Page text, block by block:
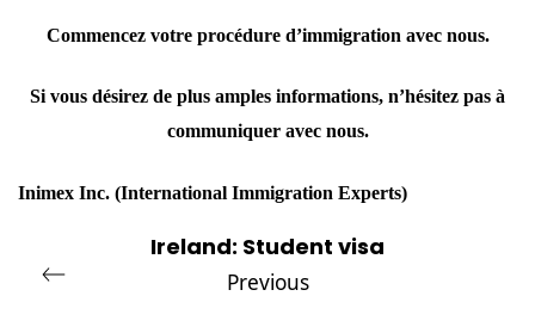
Commencez votre procédure d’immigration avec nous.
Si vous désirez de plus amples informations, n’hésitez pas à
communiquer avec nous.
Inimex Inc. (International Immigration Experts)
Ireland: Student visa
Previous